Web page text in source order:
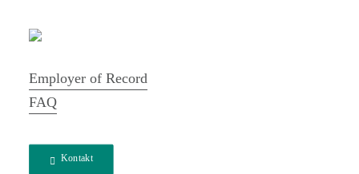
Employer of Record
FAQ
Kontakt